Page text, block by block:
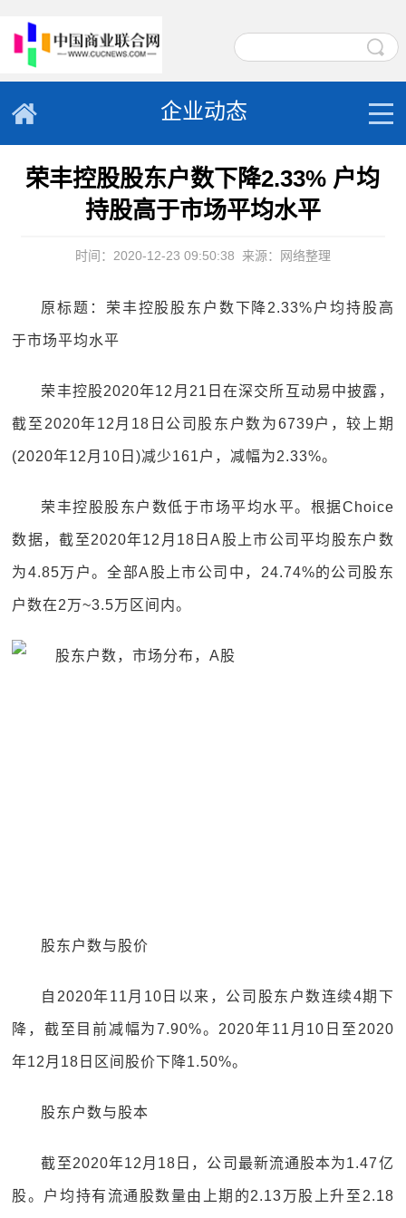
企业动态
荣丰控股股东户数下降2.33% 户均
持股高于市场平均水平
时间：2020-12-23 09:50:38 来源：网络整理
原标题：荣丰控股股东户数下降2.33%户均持股高
于市场平均水平
荣丰控股2020年12月21日在深交所互动易中披露，
截至2020年12月18日公司股东户数为6739户，较上期
(2020年12月10日)减少161户，减幅为2.33%。
荣丰控股股东户数低于市场平均水平。根据Choice
数据，截至2020年12月18日A股上市公司平均股东户数
为4.85万户。全部A股上市公司中，24.74%的公司股东
户数在2万~3.5万区间内。
股东户数与股价
自2020年11月10日以来，公司股东户数连续4期下
降，截至目前减幅为7.90%。2020年11月10日至2020
年12月18日区间股价下降1.50%。
股东户数与股本
截至2020年12月18日，公司最新流通股本为1.47亿
股。户均持有流通股数量由上期的2.13万股上升至2.18